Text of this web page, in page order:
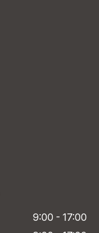
9:00 - 17:00